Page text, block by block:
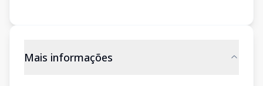
Mais informações